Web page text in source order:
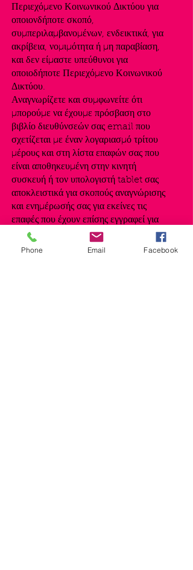
Περιεχόμενο Κοινωνικού Δικτύου για
οποιονδήποτε σκοπό,
συμπεριλαμβανομένων, ενδεικτικά, για
ακρίβεια, νομιμότητα ή μη παραβίαση,
και δεν είμαστε υπεύθυνοι για
οποιοδήποτε Περιεχόμενο Κοινωνικού
Δικτύου.
Αναγνωρίζετε και συμφωνείτε ότι
μπορούμε να έχουμε πρόσβαση στο
βιβλίο διευθύνσεών σας email που
σχετίζεται με έναν λογαριασμό τρίτου
μέρους και στη λίστα επαφών σας που
είναι αποθηκευμένη στην κινητή
συσκευή ή τον υπολογιστή tablet σας
αποκλειστικά για σκοπούς αναγνώρισης
και ενημέρωσής σας για εκείνες τις
επαφές που έχουν επίσης εγγραφεί για
χρήση του ιστοσελίδα. Κατόπιν
αιτήματός σας μέσω email
Phone Email Facebook